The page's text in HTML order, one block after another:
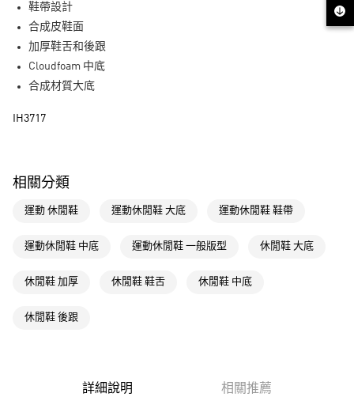
LINE Pay
每筆NT$80，滿NT$1,500(含以上)免運費
每筆NT$80，滿NT$1,500(含以上)免運費
萊爾富取貨付款
付款後萊爾富取貨
每筆NT$80，滿NT$1,500(含以上)免運費
鞋帶設計
合成皮鞋面
加厚鞋舌和後跟
Cloudfoam 中底
合成材質大底
IH3717
相關分類
運動 休閒鞋 運動休閒鞋 大底 運動休閒鞋 鞋帶
運動休閒鞋 中底 運動休閒鞋 一般版型 休閒鞋 大底
休閒鞋 加厚 休閒鞋 鞋舌 休閒鞋 中底
休閒鞋 後跟
詳細說明 相關推薦